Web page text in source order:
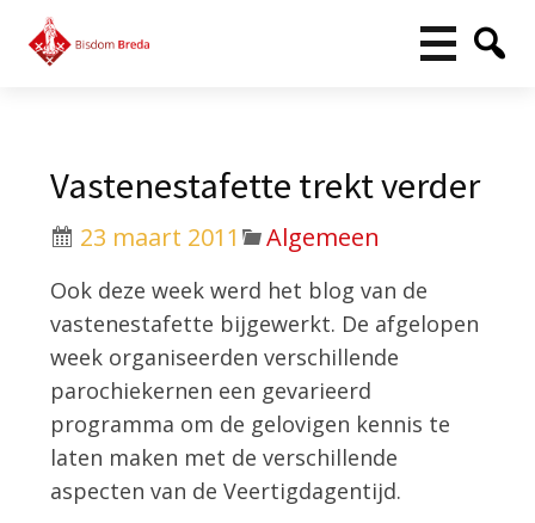
Vastenestafette trekt verder
23 maart 2011 Algemeen
Ook deze week werd het blog van de
vastenestafette bijgewerkt. De afgelopen
week organiseerden verschillende
parochiekernen een gevarieerd
programma om de gelovigen kennis te
laten maken met de verschillende
aspecten van de Veertigdagentijd.